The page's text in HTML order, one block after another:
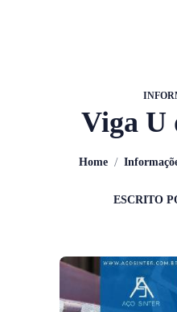
Viga U
Home /
ESCRITO